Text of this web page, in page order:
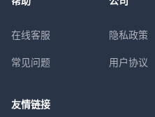
在线客服
常见问题
隐私政策
用户协议
友情链接